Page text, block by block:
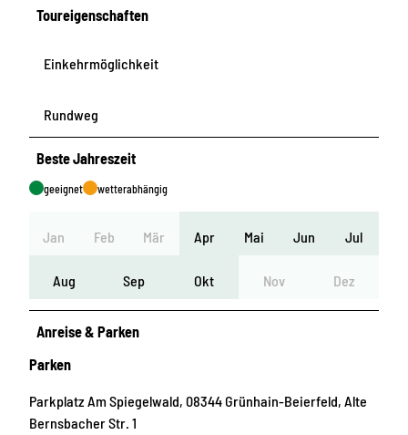
Toureigenschaften
Einkehrmöglichkeit
Rundweg
Beste Jahreszeit
geeignet wetterabhängig
Jan Feb Mär Apr Mai Jun Jul
Aug Sep Okt Nov Dez
Anreise & Parken
Parken
Parkplatz Am Spiegelwald, 08344 Grünhain-Beierfeld, Alte
Bernsbacher Str. 1